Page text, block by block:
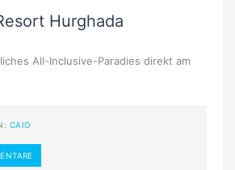
Hurghada
All-Inclusive-Paradies direkt am
CAIO